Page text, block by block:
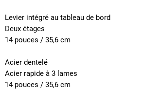
Levier intégré au tableau de bord
Deux étages
14 pouces / 35,6 cm
Acier dentelé
Acier rapide à 3 lames
14 pouces / 35,6 cm